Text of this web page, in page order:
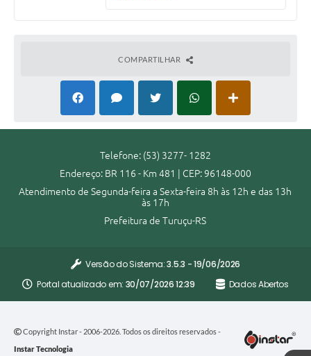
COMPARTILHAR
Telefone: (53) 3277- 1282
Endereço: BR 116 - Km 481 | CEP: 96148-000
Atendimento de Segunda-feira a Sexta-feira 8h às 12h e das 13h
às 17h
Prefeitura de Turuçu-RS
Versão do Sistema:3.5.3 - 19/06/2026
Portal atualizado em: 30/07/2026 12:39 Dados Abertos
Copyright Instar - 2006-2026. Todos os direitos reservados -
Instar Tecnologia